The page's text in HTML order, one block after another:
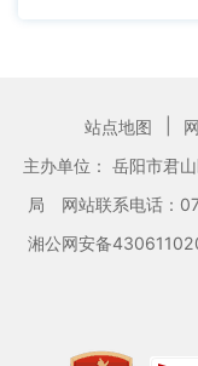
站点地图
主办单位： 岳阳市君
局
网站联系电话：
湘公网安备